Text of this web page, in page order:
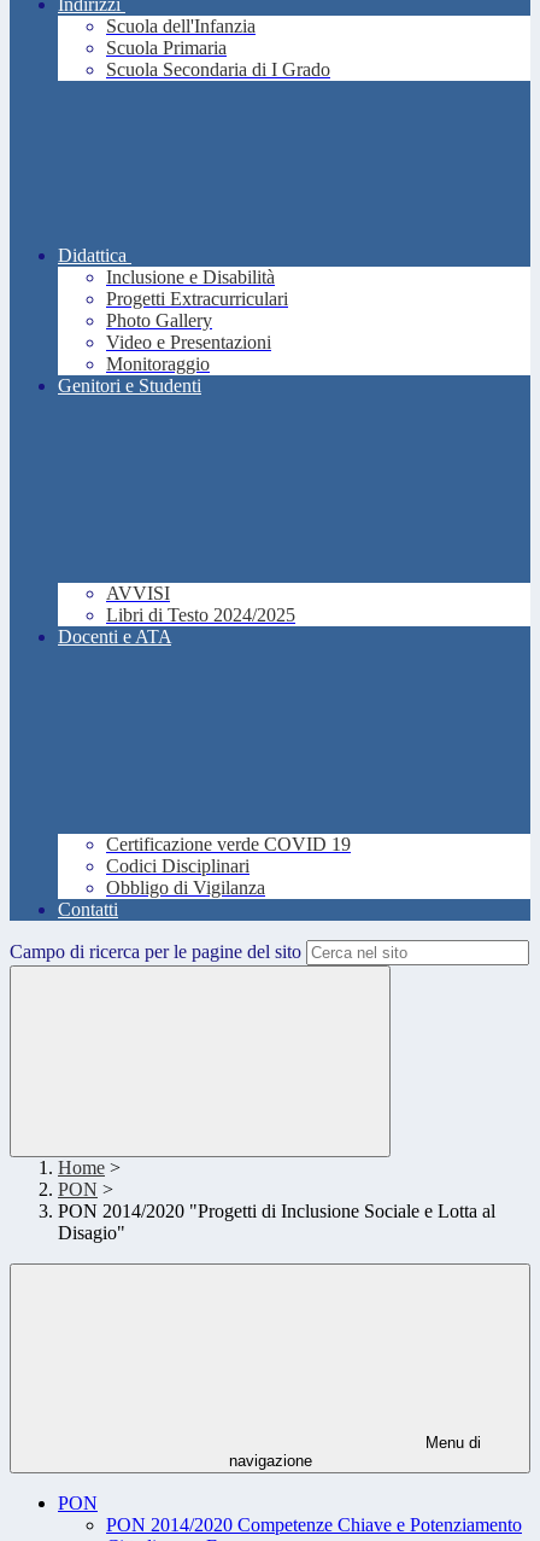
Indirizzi
Scuola dell'Infanzia
Scuola Primaria
Scuola Secondaria di I Grado
Didattica
Inclusione e Disabilità
Progetti Extracurriculari
Photo Gallery
Video e Presentazioni
Monitoraggio
Genitori e Studenti
AVVISI
Libri di Testo 2024/2025
Docenti e ATA
Certificazione verde COVID 19
Codici Disciplinari
Obbligo di Vigilanza
Contatti
Campo di ricerca per le pagine del sito
Home >
PON >
PON 2014/2020 "Progetti di Inclusione Sociale e Lotta al
Disagio"
Menu di
navigazione
PON
PON 2014/2020 Competenze Chiave e Potenziamento